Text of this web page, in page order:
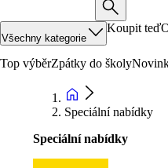
Všechny kategorie
Koupit teď
Top výběrZpátky do školy
Speciální nabídky
Speciální nabídky